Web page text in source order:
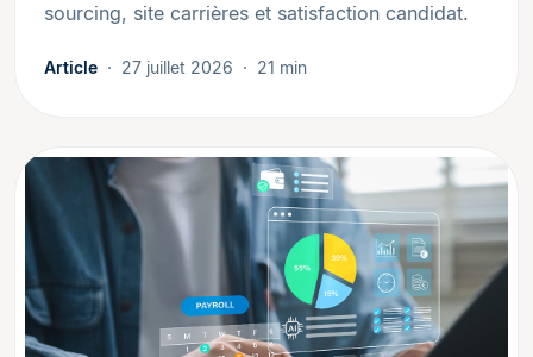
sourcing, site carrières et satisfaction candidat.
Article 27 juillet 2026 21 min